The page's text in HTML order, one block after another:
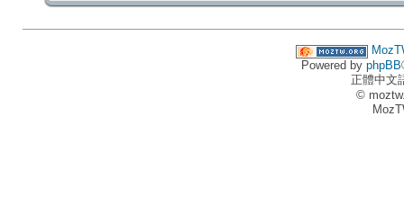
Powered by phpBB
正體中文
©